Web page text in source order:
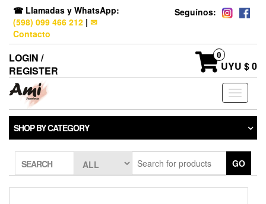
☎ Llamadas y WhatsApp:
(598) 099 466 212 | ✉
Contacto
Seguínos:
LOGIN /
REGISTER
0
UYU $ 0
Toggle
SHOP BY CATEGORY
SEARCH GO